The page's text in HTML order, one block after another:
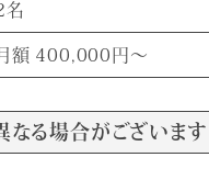
名
額 400,000円～
なる場合がございます